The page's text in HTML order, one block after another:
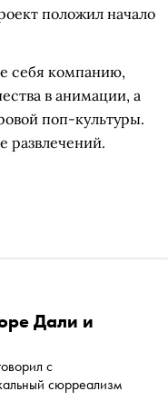
положил начало
себя компанию,
в анимации, а
поп-культуры.
развлечений.
Дали и
с
сюрреализм